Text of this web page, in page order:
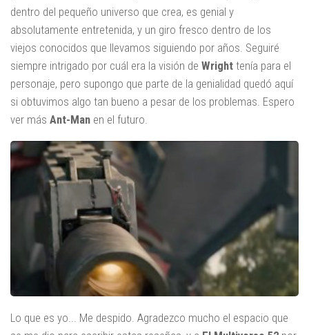
dentro del pequeño universo que crea, es genial y
absolutamente entretenida, y un giro fresco dentro de los
viejos conocidos que llevamos siguiendo por años. Seguiré
siempre intrigado por cuál era la visión de Wright tenía para el
personaje, pero supongo que parte de la genialidad quedó aquí
si obtuvimos algo tan bueno a pesar de los problemas. Espero
ver más Ant-Man en el futuro.
Lo que es yo... Me despido. Agradezco mucho el espacio que